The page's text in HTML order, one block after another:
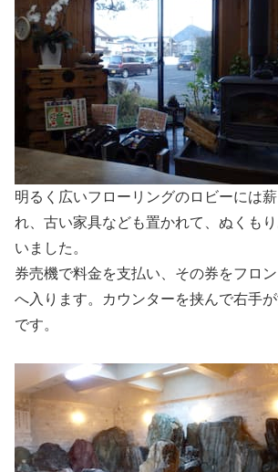
明るく広いフローリングのロビーには
れ、古い家具なども置かれて、ぬくも
いました。
券売機で料金を支払い、その券をフロ
へ入ります。カウンターを挟んで右手
です。